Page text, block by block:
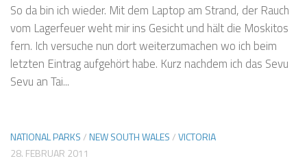
So da bin ich wieder. Mit dem Laptop am Strand, der Rauch
vom Lagerfeuer weht mir ins Gesicht und hält die Moskitos
fern. Ich versuche nun dort weiterzumachen wo ich beim
letzten Eintrag aufgehört habe. Kurz nachdem ich das Sevu
Sevu an Tai...
NATIONAL PARKS/NEW SOUTH WALES/VICTORIA
28. FEBRUAR 2011